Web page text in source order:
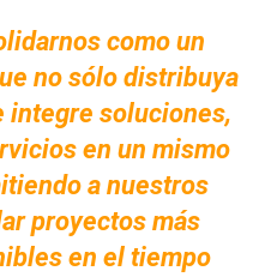
como un
no sólo distribuya
integre soluciones,
en un mismo
a nuestros
proyectos más
en el tiempo